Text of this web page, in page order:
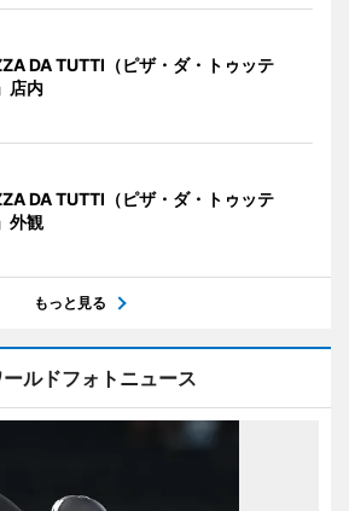
DA TUTTI（ピザ・ダ・トゥッテ
店内
DA TUTTI（ピザ・ダ・トゥッテ
外観
もっと見る
ールドフォトニュース